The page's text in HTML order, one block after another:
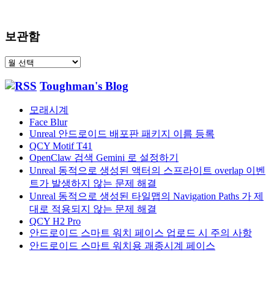
보관함
보
함
Toughman's Blog
모래시계
Face Blur
Unreal 안드로이드 배포판 패키지 이름 등록
QCY Motif T41
OpenClaw 검색 Gemini 로 설정하기
Unreal 동적으로 생성된 액터의 스프라이트 overlap 이벤
트가 발생하지 않는 문제 해결
Unreal 동적으로 생성된 타일맵의 Navigation Paths 가 제
대로 적용되지 않는 문제 해결
QCY H2 Pro
안드로이드 스마트 워치 페이스 업로드 시 주의 사항
안드로이드 스마트 워치용 괘종시계 페이스